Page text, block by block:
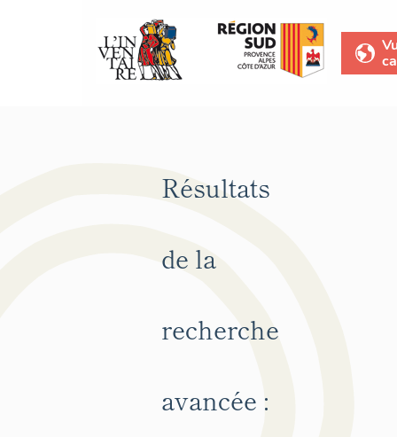
Résultats
de la
recherche
avancée :